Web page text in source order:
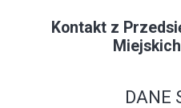
Kontakt z
DANE